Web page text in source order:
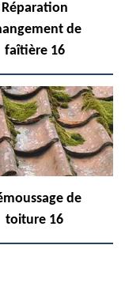
Réparation
de
faîtière 16
de
toiture 16